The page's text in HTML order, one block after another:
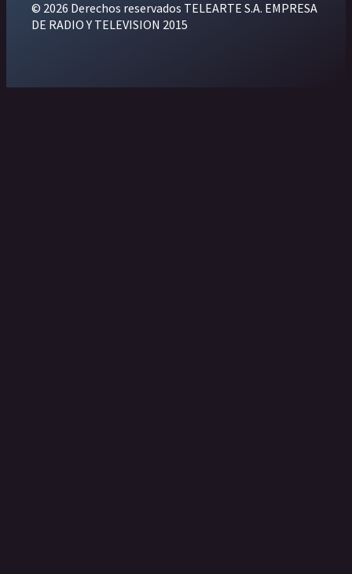
© 2026 Derechos reservados TELEARTE S.A. EMPRESA
DE RADIO Y TELEVISION 2015